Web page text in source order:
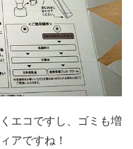
エコですし、ゴミも増
アですね！